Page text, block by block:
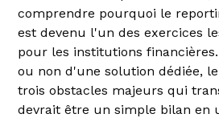
comprendre pourquoi le
est devenu l'un des exercices
pour les institutions
ou non d'une solution dédiée,
trois obstacles majeurs qui
devrait être un simple bilan en